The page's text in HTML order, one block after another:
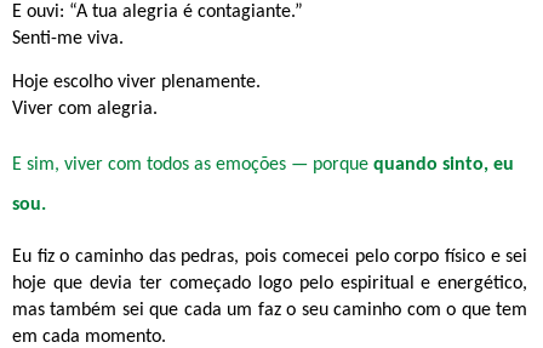
E ouvi: “A tua alegria é contagiante.”
Senti-me viva.
Hoje escolho viver plenamente.
Viver com alegria.
E sim, viver com todos as emoções — porque quando sinto, eu
sou.
Eu fiz o caminho das pedras, pois comecei pelo corpo físico e sei
hoje que devia ter começado logo pelo espiritual e energético,
mas também sei que cada um faz o seu caminho com o que tem
em cada momento.